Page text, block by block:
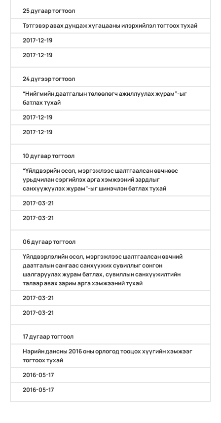
25 дугаар тогтоол
Тэтгэвэр авах дундаж хугацааны илэрхийлэл тогтоох тухай
2017-12-19
2017-12-19
24 дүгээр тогтоол
“Нийгмийн даатгалын төлөөлөгч ажиллуулах журам”-ыг
батлах тухай
2017-12-19
2017-12-19
10 дугаар тогтоол
“Үйлдвэрийн осол, мэргэжлээс шалтгаалсан өвчнөөс
урьдчилан сэргийлэх арга хэмжээний зардлыг
санхүүжүүлэх журам”-ыг шинэчлэн батлах тухай
2017-03-21
2017-03-21
06 дугаар тогтоол
Үйлдвэрлэлийн осол, мэргэжлээс шалтгаалсан өвчний
даатгалын сангаас санхүүжих сувиллыг сонгон
шалгаруулах журам батлах, сувиллын санхүүжилтийн
талаар авах зарим арга хэмжээний тухай
2017-03-21
2017-03-21
17 дугаар тогтоол
Нэрийн дансны 2016 оны орлогод тооцох хүүгийн хэмжээг
тогтоох тухай
2016-05-17
2016-05-17